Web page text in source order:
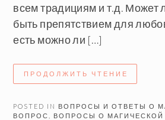
всем традициям и т.д. Может
быть препятствием для
есть можно ли […]
ПРОДОЛЖИТЬ ЧТЕНИЕ
POSTED IN ВОПРОСЫ И ОТВЕТЫ О
ВОПРОС
ВОПРОСЫ О